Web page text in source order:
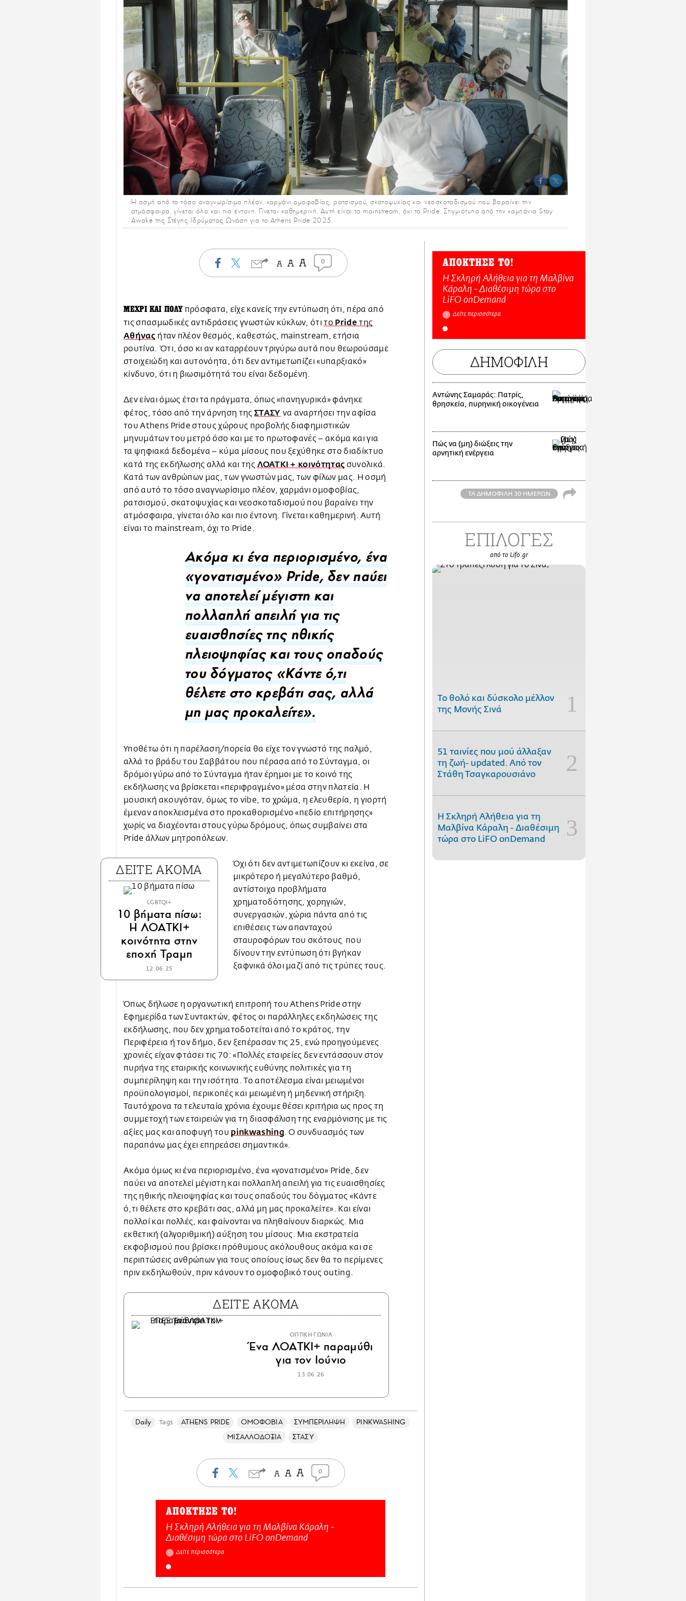
Η οσμή από το τόσο αναγνωρίσιμο πλέον, χαρμάνι ομοφοβίας, ρατσισμού, σκατοψυχίας και νεοσκοταδισμού που βαραίνει την
ατμόσφαιρα, γίνεται όλο και πιο έντονη. Γίνεται καθημερινή. Αυτή είναι το mainstream, όχι το Pride. Στιγμιότυπο από την καμπάνια Stay
Awake της Στέγης Ιδρύματος Ωνάση για το Athens Pride 2025.
0
ΜΕΧΡΙ ΚΑΙ ΠΟΛΥ πρόσφατα, είχε κανείς την εντύπωση ότι, πέρα από
τις σπασμωδικές αντιδράσεις γνωστών κύκλων, ότιτο Prideτης
Αθήνας ήταν πλέον θεσμός, καθεστώς, mainstream, ετήσια
ρουτίνα. Ότι, όσο κι αν καταρρέουν τριγύρω αυτά που θεωρούσαμε
στοιχειώδη και αυτονόητα, ότι δεν αντιμετωπίζει «υπαρξιακό»
κίνδυνο, ότι η βιωσιμότητά του είναι δεδομένη.
Δεν είναι όμως έτσι τα πράγματα, όπως «πανηγυρικά» φάνηκε
φέτος, τόσο από την άρνηση της ΣΤΑΣΥ να αναρτήσει την αφίσα
του Athens Pride στους χώρους προβολής διαφημιστικών
μηνυμάτων του μετρό όσο και με το πρωτοφανές – ακόμα και για
τα ψηφιακά δεδομένα – κύμα μίσους που ξεχύθηκε στο διαδίκτυο
κατά της εκδήλωσης αλλά και της ΛΟΑΤΚΙ + κοινότητας συνολικά.
Κατά των ανθρώπων μας, των γνωστών μας, των φίλων μας. Η οσμή
από αυτό το τόσο αναγνωρίσιμο πλέον, χαρμάνι ομοφοβίας,
ρατσισμού, σκατοψυχίας και νεοσκοταδισμού που βαραίνει την
ατμόσφαιρα, γίνεται όλο και πιο έντονη. Γίνεται καθημερινή. Αυτή
είναι το mainstream, όχι το Pride.
Ακόμα κι ένα περιορισμένο, ένα
«γονατισμένο» Pride, δεν παύει
να αποτελεί μέγιστη και
πολλαπλή απειλή για τις
ευαισθησίες της ηθικής
πλειοψηφίας και τους οπαδούς
του δόγματος «Κάντε ό,τι
θέλετε στο κρεβάτι σας, αλλά
μη μας προκαλείτε».
Υποθέτω ότι η παρέλαση/πορεία θα είχε τον γνωστό της παλμό,
αλλά το βράδυ του Σαββάτου που πέρασα από το Σύνταγμα, οι
δρόμοι γύρω από το Σύνταγμα ήταν έρημοι με το κοινό της
εκδήλωσης να βρίσκεται «περιφραγμένο» μέσα στην πλατεία. Η
μουσική ακουγόταν, όμως το vibe, το χρώμα, η ελευθερία, η γιορτή
έμεναν αποκλεισμένα στο προκαθορισμένο «πεδίο επιτήρησης»
χωρίς να διαχέονται στους γύρω δρόμους, όπως συμβαίνει στα
Pride άλλων μητροπόλεων.
ΔΕΙΤΕ ΑΚΟΜΑ
LGBTQI+
10 βήματα πίσω:
Η ΛΟΑΤΚΙ+
κοινότητα στην
εποχή Τραμπ
12.06.25
Όχι ότι δεν αντιμετωπίζουν κι εκείνα, σε
μικρότερο ή μεγαλύτερο βαθμό,
αντίστοιχα προβλήματα
χρηματοδότησης, χορηγιών,
συνεργασιών, χώρια πάντα από τις
επιθέσεις των απανταχού
σταυροφόρων του σκότους που
δίνουν την εντύπωση ότι βγήκαν
ξαφνικά όλοι μαζί από τις τρύπες τους.
Όπως δήλωσε η οργανωτική επιτροπή του Athens Pride στην
Εφημερίδα των Συντακτών, φέτος οι παράλληλες εκδηλώσεις της
εκδήλωσης, που δεν χρηματοδοτείται από το κράτος, την
Περιφέρεια ή τον δήμο, δεν ξεπέρασαν τις 25, ενώ προηγούμενες
χρονιές είχαν φτάσει τις 70: «Πολλές εταιρείες δεν εντάσσουν στον
πυρήνα της εταιρικής κοινωνικής ευθύνης πολιτικές για τη
συμπερίληψη και την ισότητα. Το αποτέλεσμα είναι μειωμένοι
προϋπολογισμοί, περικοπές και μειωμένη ή μηδενική στήριξη.
Ταυτόχρονα τα τελευταία χρόνια έχουμε θέσει κριτήρια ως προς τη
συμμετοχή των εταιρειών για τη διασφάλιση της εναρμόνισης με τις
αξίες μας και αποφυγή του pinkwashing . Ο συνδυασμός των
παραπάνω μας έχει επηρεάσει σημαντικά».
Ακόμα όμως κι ένα περιορισμένο, ένα «γονατισμένο» Pride, δεν
παύει να αποτελεί μέγιστη και πολλαπλή απειλή για τις ευαισθησίες
της ηθικής πλειοψηφίας και τους οπαδούς του δόγματος «Κάντε
ό,τι θέλετε στο κρεβάτι σας, αλλά μη μας προκαλείτε». Και είναι
πολλοί και πολλές, και φαίνονται να πληθαίνουν διαρκώς. Μια
εκθετική (αλγοριθμική) αύξηση του μίσους. Μια εκστρατεία
εκφοβισμού που βρίσκει πρόθυμους ακόλουθους ακόμα και σε
περιπτώσεις ανθρώπων για τους οποίους ίσως δεν θα το περίμενες
πριν εκδηλωθούν, πριν κάνουν το ομοφοβικό τους outing.
ΔΕΙΤΕ ΑΚΟΜΑ
ΟΠΤΙΚΗ ΓΩΝΙΑ
Ένα ΛΟΑΤΚΙ+ παραμύθι
για τον Ιούνιο
13.06.26
Daily Tags ATHENS PRIDE ΟΜΟΦΟΒΙΑ ΣΥΜΠΕΡΙΛΗΨΗ
PINKWASHING
ΜΙΣΑΛΛΟΔΟΞΙΑ
ΣΤΑΣΥ
0
ΑΠΟΚΤΗΣΕ ΤΟ!
Η Σκληρή Αλήθεια για τη Μαλβίνα Κάραλη -
Διαθέσιμη τώρα στo LiFO onDemand
Δείτε περισσότερα
ΑΠΟΚΤΗΣΕ ΤΟ!
Η Σκληρή Αλήθεια για τη Μαλβίνα
Κάραλη - Διαθέσιμη τώρα στo
LiFO onDemand
Δείτε περισσότερα
ΔΗΜΟΦΙΛΗ
Αντώνης Σαμαράς: Πατρίς,
θρησκεία, πυρηνική οικογένεια
Πώς να (μη) διώξεις την
αρνητική ενέργεια
ΤΑ ΔΗΜΟΦΙΛΗ 30 ΗΜΕΡΩΝ
ΕΠΙΛΟΓΕΣ
από το Lifo.gr
Το θολό και δύσκολο μέλλον
της Μονής Σινά
51 ταινίες που μού άλλαξαν
τη ζωή- updated. Aπό τον
Στάθη Τσαγκαρουσιάνο
Η Σκληρή Αλήθεια για τη
Μαλβίνα Κάραλη - Διαθέσιμη
τώρα στo LiFO onDemand